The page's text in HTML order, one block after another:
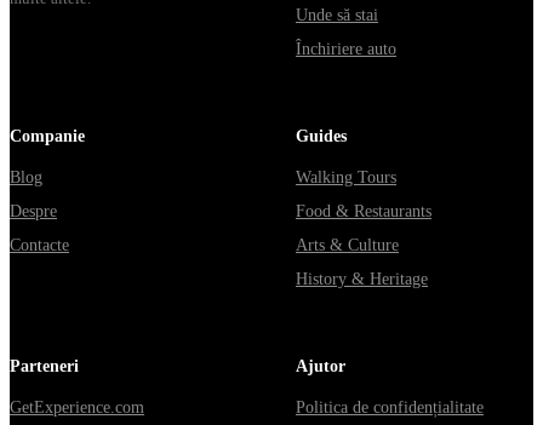
Unde să stai
Închiriere auto
Companie
Blog
Despre
Contacte
Guides
Walking Tours
Food & Restaurants
Arts & Culture
History & Heritage
Parteneri
GetExperience.com
Ajutor
Politica de confidențialitate